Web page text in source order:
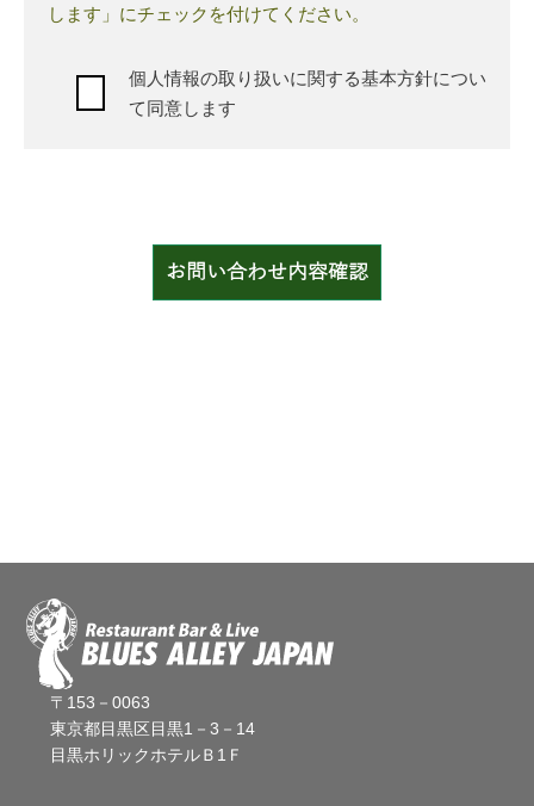
します」にチェックを付けてください。
個人情報の取り扱いに関する基本方針につい
て同意します
お問い合わせ内容確認
〒153－0063
東京都目黒区目黒1－3－14
目黒ホリックホテルＢ1Ｆ